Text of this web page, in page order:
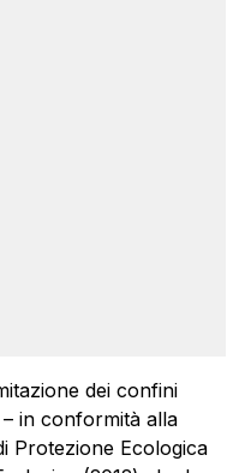
dei confini
in conformità alla
Protezione Ecologica